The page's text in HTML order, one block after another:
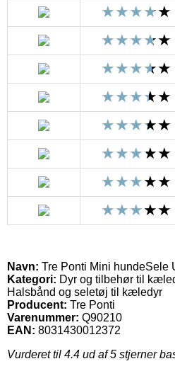
Navn: Tre Ponti Mini hundeSele
Kategori: Dyr og tilbehør til
Halsbånd og seletøj til kæledyr
Producent: Tre Ponti
Varenummer: Q90210
EAN: 8031430012372
Vurderet til 4.4 ud af 5 stjerner